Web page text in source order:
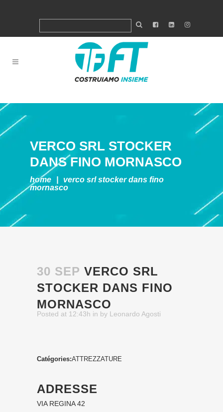
VERCO SRL STOCKER
DANS FINO MORNASCO
home verco srlstocker dans fino
mornasco
30 SEP VERCO SRL
STOCKER DANS FINO
MORNASCO
Posted at 12:43h in by Leonardo Agosti
Catégories:ATTREZZATURE
ADRESSE
VIA REGINA 42